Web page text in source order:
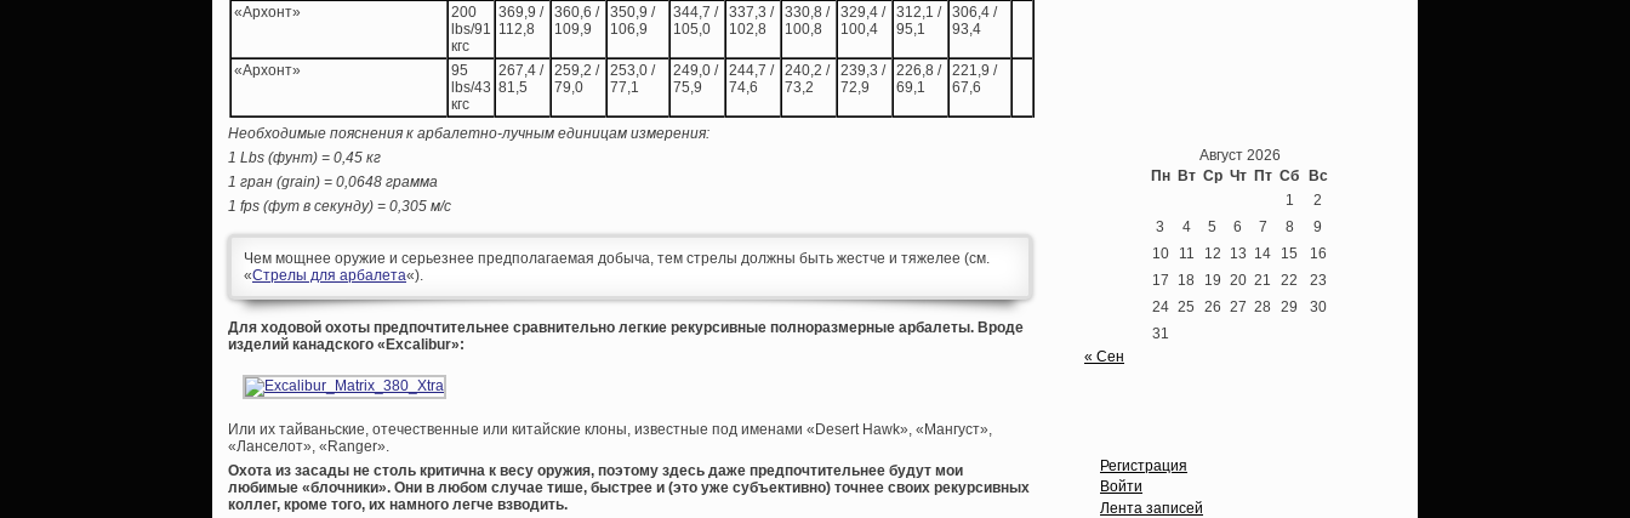
«Архонт»
200
lbs/91
кгс
369,9 /
112,8
360,6 /
109,9
350,9 /
106,9
344,7 /
105,0
337,3 /
102,8
330,8 /
100,8
329,4 /
100,4
312,1 /
95,1
306,4 /
93,4
«Архонт»
95
lbs/43
кгс
267,4 /
81,5
259,2 /
79,0
253,0 /
77,1
249,0 /
75,9
244,7 /
74,6
240,2 /
73,2
239,3 /
72,9
226,8 /
69,1
221,9 /
67,6
Необходимые пояснения к арбалетно-лучным единицам измерения:
1 Lbs (фунт) = 0,45 кг
1 гран (grain) = 0,0648 грамма
1 fps (фут в секунду) = 0,305 м/с
Чем мощнее оружие и серьезнее предполагаемая добыча, тем стрелы должны быть жестче и тяжелее (см.
«Стрелы для арбалета«).
Для ходовой охоты предпочтительнее сравнительно легкие рекурсивные полноразмерные арбалеты. Вроде
изделий канадского «Excalibur»:
Или их тайваньские, отечественные или китайские клоны, известные под именами «Desert Hawk», «Мангуст»,
«Ланселот», «Ranger».
Охота из засады не столь критична к весу оружия, поэтому здесь даже предпочтительнее будут мои
любимые «блочники». Они в любом случае тише, быстрее и (это уже субъективно) точнее своих рекурсивных
коллег, кроме того, их намного легче взводить.
Август 2026
Пн Вт Ср Чт Пт Сб Вс
1
2
3
4 5 6 7 8
9
10
11 12 13 14 15
16
17
18 19 20 21 22
23
24 25 26 27 28 29
30
31
« Сен
Регистрация
Войти
Лента записей